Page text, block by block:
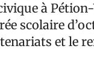
à
scolaire
et le